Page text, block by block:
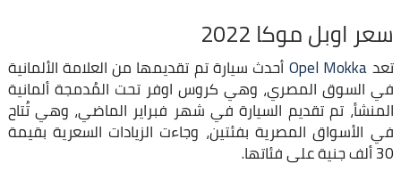
سعر اوبل موكا 2022
تعدOpel Mokkaأحدث سيارة تم تقديمها من العلامة الألمانية
في السوق المصري، وهي كروس اوفر تحت المُدمجة ألمانية
المنشأ، تم تقديم السيارة في شهر فبراير الماضي، وهي تُتاح
في الأسواق المصرية بفئتين، وجاءت الزيادات السعرية بقيمة
30 ألف جنية على فئاتها.